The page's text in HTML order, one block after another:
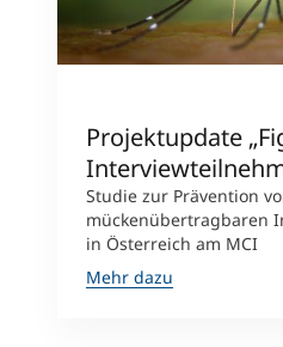
Projektupdate
Studie zur Prävention
mückenübertragbaren
in Österreich am MCI
Mehr dazu